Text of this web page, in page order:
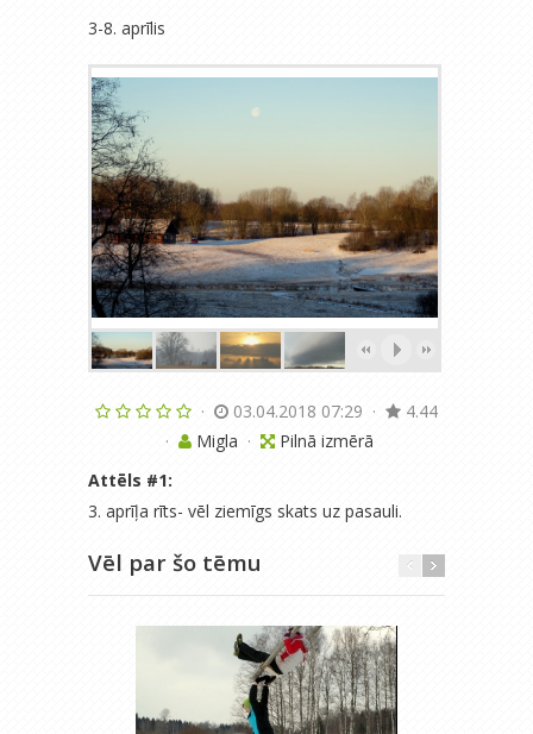
3-8. aprīlis
· 03.04.2018 07:29 ·
4.44
·
Migla ·
Pilnā izmērā
Attēls #1:
3. aprīļa rīts- vēl ziemīgs skats uz pasauli.
Vēl par šo tēmu